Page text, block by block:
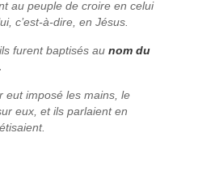
au peuple de croire en celui
c’est-à‑dire, en Jésus.
furent baptisés au nom du
eut imposé les mains, le
eux, et ils parlaient en